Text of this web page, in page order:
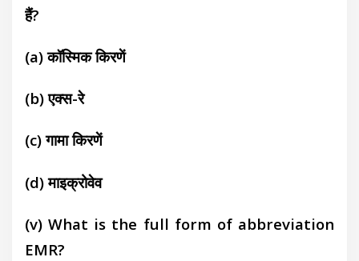
हैं?
(a)कॉस्मिक किरणें
(b)एक्स-रे
(c)गामा किरणें
(d)माइक्रोवेव
(v) What is the full form of abbreviation
EMR?